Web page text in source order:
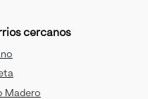
cercanos
Madero